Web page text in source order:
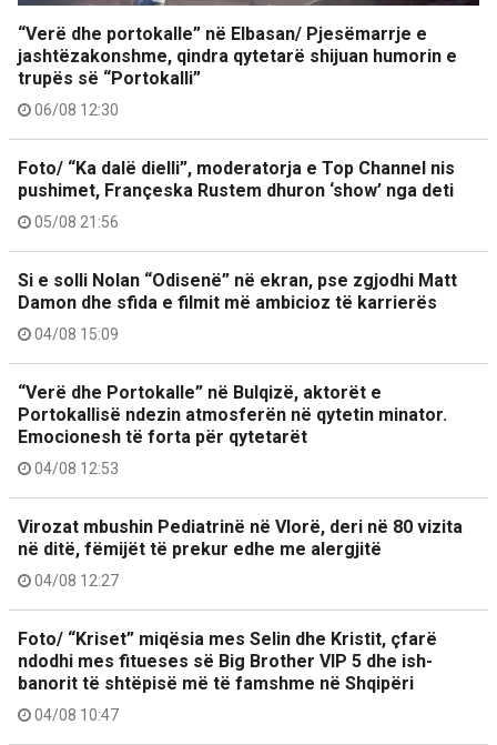
“Verë dhe portokalle” në Elbasan/ Pjesëmarrje e
jashtëzakonshme, qindra qytetarë shijuan humorin e
trupës së “Portokalli”
06/08 12:30
Foto/ “Ka dalë dielli”, moderatorja e Top Channel nis
pushimet, Françeska Rustem dhuron ‘show’ nga deti
05/08 21:56
Si e solli Nolan “Odisenë” në ekran, pse zgjodhi Matt
Damon dhe sfida e filmit më ambicioz të karrierës
04/08 15:09
“Verë dhe Portokalle” në Bulqizë, aktorët e
Portokallisë ndezin atmosferën në qytetin minator.
Emocionesh të forta për qytetarët
04/08 12:53
Virozat mbushin Pediatrinë në Vlorë, deri në 80 vizita
në ditë, fëmijët të prekur edhe me alergjitë
04/08 12:27
Foto/ “Kriset” miqësia mes Selin dhe Kristit, çfarë
ndodhi mes fitueses së Big Brother VIP 5 dhe ish-
banorit të shtëpisë më të famshme në Shqipëri
04/08 10:47